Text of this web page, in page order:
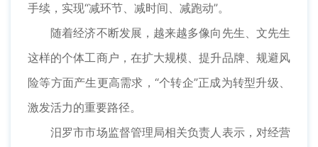
手续，实现“减环节、减时间、减跑动”。
随着经济不断发展，越来越多像向先生、文先生
这样的个体工商户，在扩大规模、提升品牌、规避风
险等方面产生更高需求，“个转企”正成为转型升级、
激发活力的重要路径。
汨罗市市场监督管理局相关负责人表示，对经营